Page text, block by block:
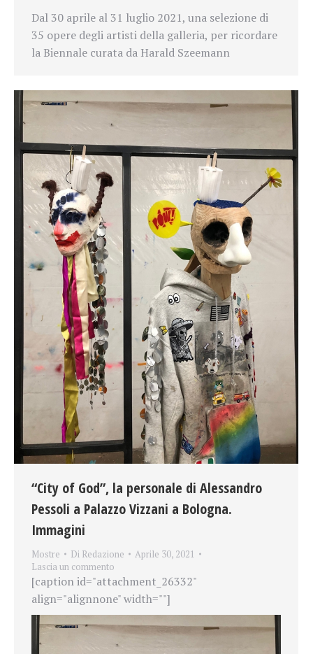
Dal 30 aprile al 31 luglio 2021, una selezione di
35 opere degli artisti della galleria, per ricordare
la Biennale curata da Harald Szeemann
“City of God”, la personale di Alessandro
Pessoli a Palazzo Vizzani a Bologna.
Immagini
Mostre Di Redazione
Aprile 30, 2021
Lascia un commento
[caption id="attachment_26332"
align="alignnone" width=""]